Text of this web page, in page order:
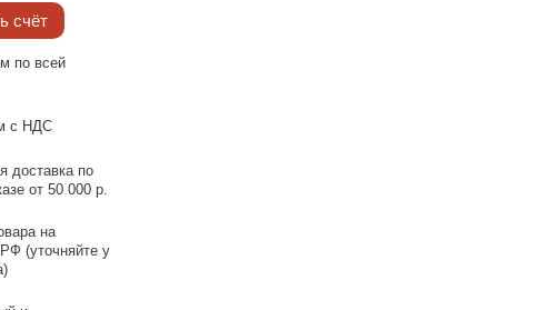
счёт
по всей
с НДС
доставка по
от 50 000 р.
на
(уточняйте у